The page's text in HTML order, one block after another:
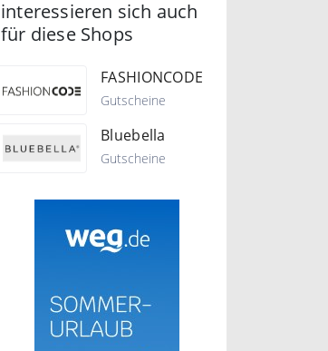
interessieren sich auch
für diese Shops
FASHIONCODE
Gutscheine
Bluebella
Gutscheine